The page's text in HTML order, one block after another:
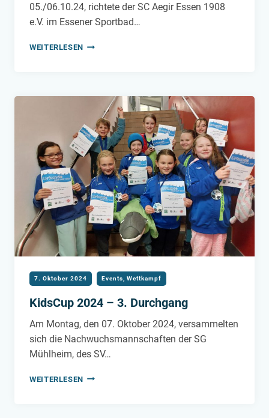
05./06.10.24, richtete der SC Aegir Essen 1908
e.V. im Essener Sportbad…
WEITERLESEN STADTMEISTERSCHAFTEN
KidsCup 2024 – 3. Durchgang
7. Oktober 2024 Events Wettkampf
Am Montag, den 07. Oktober 2024, versammelten
sich die Nachwuchsmannschaften der SG
Mühlheim, des SV…
WEITERLESEN KIDSCUP